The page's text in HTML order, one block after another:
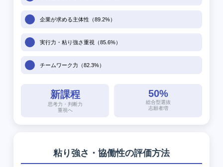
企業が求める主体性（89.2%）
実行力・粘り強さ重視（85.6%）
チームワーク力（82.3%）
新課程
思考力・判断力
重視へ
50%
総合型選抜
志願者増
粘り強さ・協働性の評価方法